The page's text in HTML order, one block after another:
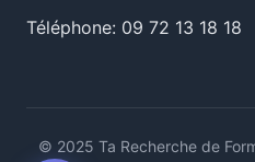
Téléphone: 09 72 13 18 18
© 2025 Ta Recherche de